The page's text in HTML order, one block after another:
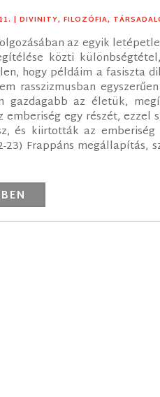
|DIVINITY,FILOZÓFIA,
az egyik
közti
hogy példáim a fasiszta
rasszizmusban
gazdagabb az életük,
egy részét, ezzel
és kiirtották az emberiség
23) Frappáns megállapítás,